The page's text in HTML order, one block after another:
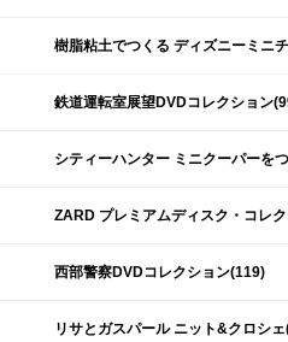
樹脂粘土でつくる ディズニーミニ
鉄道運転室展望DVDコレクション
シティーハンター ミニクーパーを
ZARD プレミアムディスク・コレ
西部警察DVDコレクション(119)
リサとガスパール ニット&クロシ